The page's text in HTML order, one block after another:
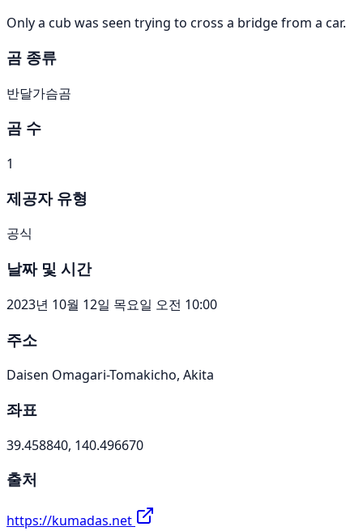
Only a cub was seen trying to cross a bridge from a car.
곰 종류
반달가슴곰
곰 수
1
제공자 유형
공식
날짜 및 시간
2023년 10월 12일 목요일 오전 10:00
주소
Daisen Omagari-Tomakicho, Akita
좌표
39.458840, 140.496670
출처
https://kumadas.net